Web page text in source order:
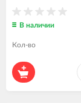
В наличии
Кол-во